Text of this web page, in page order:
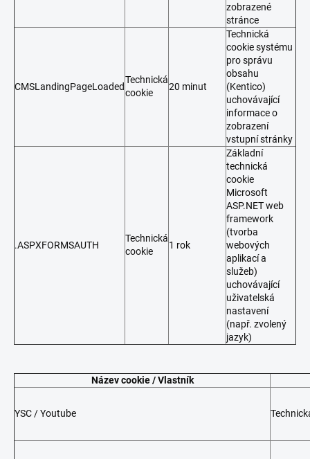
zobrazené
stránce
CMSLandingPageLoaded
Technická
cookie
20 minut
Technická
cookie systému
pro správu
obsahu
(Kentico)
uchovávající
informace o
zobrazení
vstupní stránky
.ASPXFORMSAUTH
Technická
cookie
1 rok
Základní
technická
cookie
Microsoft
ASP.NET web
framework
(tvorba
webových
aplikací a
služeb)
uchovávající
uživatelská
nastavení
(např. zvolený
jazyk)
Název cookie / Vlastník
YSC / Youtube